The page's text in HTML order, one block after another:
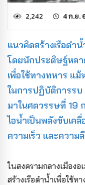
2,242 4 ก.ย.
แนวคิดสร้างเรือดำ
โดยนักประดิษฐ์หลา
เพื่อใช้ทางทหาร แม้
ในการปฏิบัติการรบ
มาในศตวรรษที่ 19
ไอน้ำเป็นพลังขับเค
ความเร็ว และความ
ในสงครามกลางเมืองอ
สร้างเรือดำน้ำเพื่อใช้